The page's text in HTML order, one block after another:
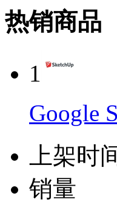
热销商品
1
Google
上架时
销量